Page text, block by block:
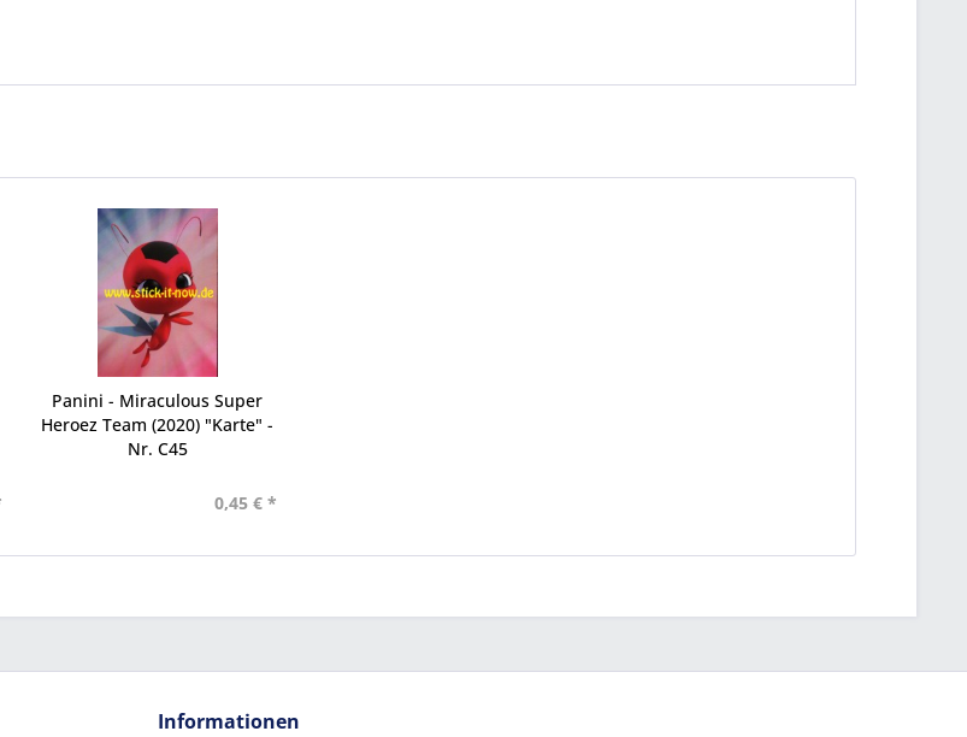
Panini - Miraculous Super
Heroez Team (2020) "Karte" -
Nr. C45
0,45 € *
Informationen